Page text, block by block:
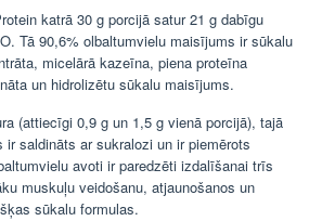
katrā 30 g porcijā satur 21 g dabīgu
Tā 90,6% olbaltumvielu maisījums ir sūkalu
micelārā kazeīna, piena proteīna
un hidrolizētu sūkalu maisījums.
(attiecīgi 0,9 g un 1,5 g vienā porcijā), tajā
saldināts ar sukralozi un ir piemērots
avoti ir paredzēti izdalīšanai trīs
muskuļu veidošanu, atjaunošanos un
sūkalu formulas.